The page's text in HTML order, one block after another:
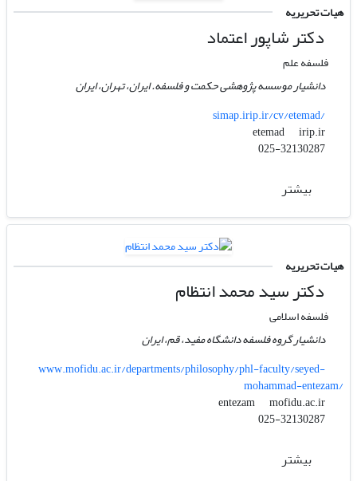
هیات تحریریه
دکتر شاپور اعتماد
فلسفه علم
دانشیار موسسه پژوهشی حکمت و فلسفه. ایران، تهران، ایران
simap.irip.ir/cv/etemad/
etemad
irip.ir
025-32130287
بیشتر
هیات تحریریه
دکتر سید محمد انتظام
فلسفه اسلامی
دانشیار گروه فلسفه دانشگاه مفید، قم، ایران
www.mofidu.ac.ir/departments/philosophy/phl-faculty/seyed-
mohammad-entezam/
entezam
mofidu.ac.ir
025-32130287
بیشتر